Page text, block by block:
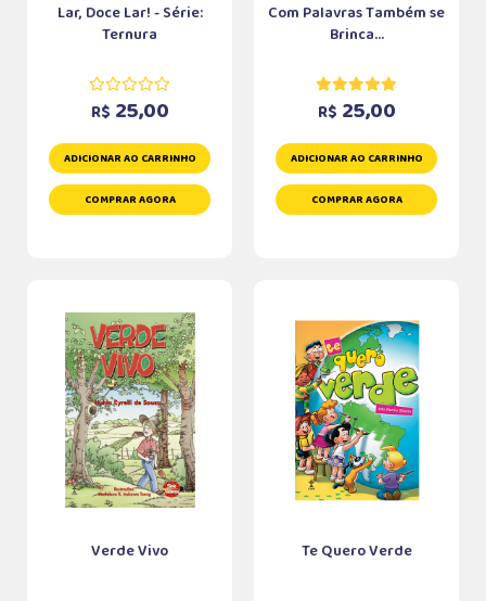
Lar, Doce Lar! - Série:
Ternura
R$ 25,00
ADICIONAR AO CARRINHO
COMPRAR AGORA
Com Palavras Também se
Brinca...
R$ 25,00
ADICIONAR AO CARRINHO
COMPRAR AGORA
Verde Vivo Te Quero Verde